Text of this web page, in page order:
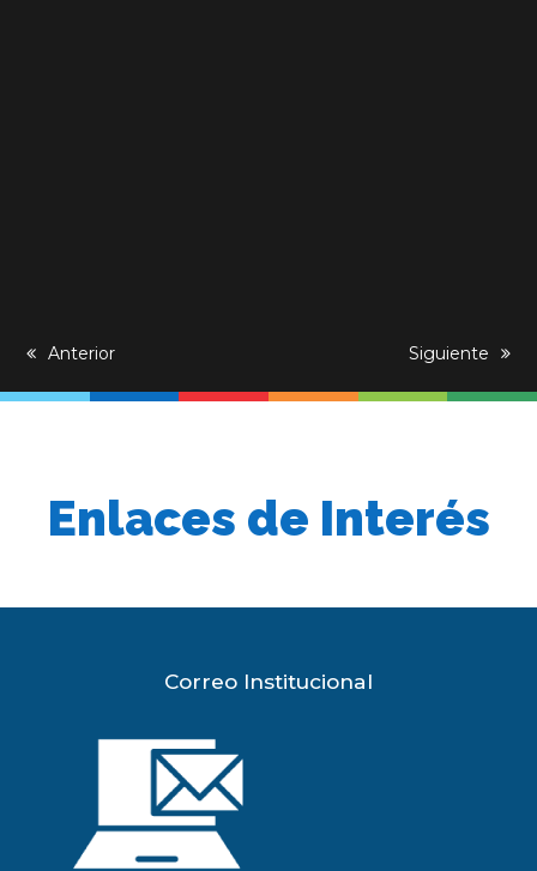
previous
Anterior
next
Siguiente
Enlaces de Interés
Correo Institucional